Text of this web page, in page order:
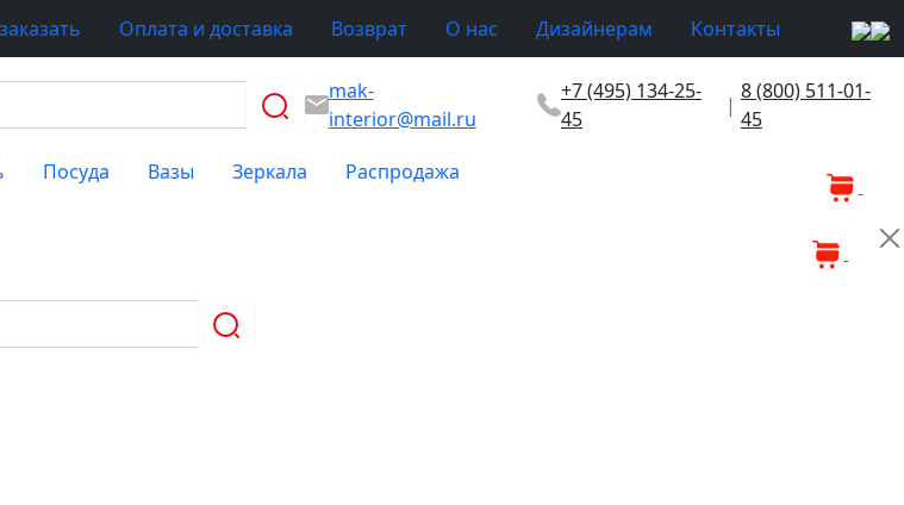
Оплата и доставка Возврат О нас Дизайнерам Контакты
mak-
interior@mail.ru
+7 (495) 134-25-
45
|
8 (800) 511-01-
45
Посуда Вазы Зеркала Распродажа